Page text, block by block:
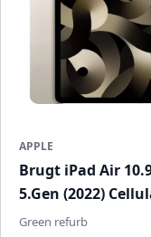
APPLE
Brugt iPad Air
5.Gen (2022)
Green refurb